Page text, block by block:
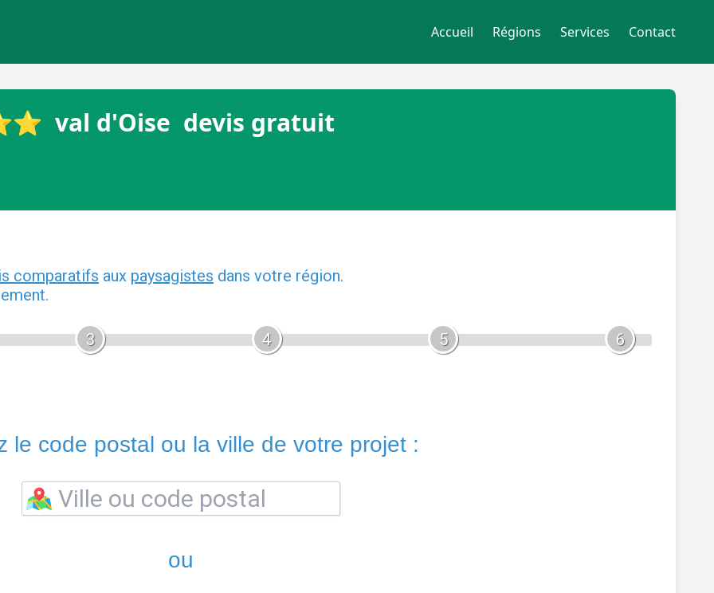
Accueil Régions Services Contact
️val d'Oise ️ devis gratuit
comparatifs aux paysagistes dans votre région.
3 4 5 6
le code postal ou la ville de votre projet :
ou